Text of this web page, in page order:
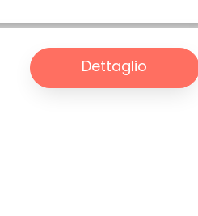
Dettaglio